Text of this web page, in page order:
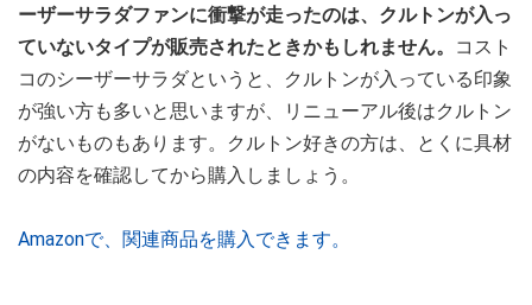
ーザーサラダファンに衝撃が走ったのは、クルトンが入っ
ていないタイプが販売されたときかもしれません。
コスト
コのシーザーサラダというと、クルトンが入っている印象
が強い方も多いと思いますが、リニューアル後はクルトン
がないものもあります。クルトン好きの方は、とくに具材
の内容を確認してから購入しましょう。
Amazonで、関連商品を購入できます。